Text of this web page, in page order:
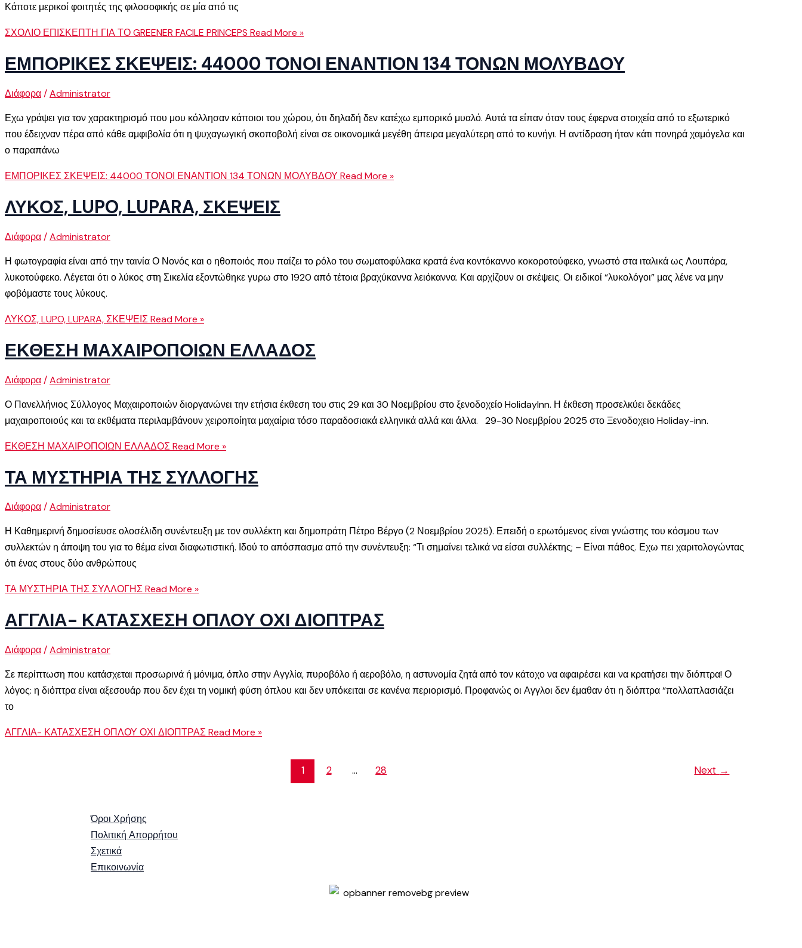
Κάποτε μερικοί φοιτητές της φιλοσοφικής σε μία από τις
ΣΧΟΛΙΟ ΕΠΙΣΚΕΠΤΗ ΓΙΑ ΤΟ GREENER FACILE PRINCEPS Read More »
ΕΜΠΟΡΙΚΕΣ ΣΚΕΨΕΙΣ: 44000 ΤΟΝΟΙ ΕΝΑΝΤΙΟΝ 134 ΤΟΝΩΝ ΜΟΛΥΒΔΟΥ
Διάφορα/Administrator
Εχω γράψει για τον χαρακτηρισμό που μου κόλλησαν κάποιοι του χώρου, ότι δηλαδή δεν κατέχω εμπορικό μυαλό. Αυτά τα είπαν όταν τους έφερνα στοιχεία από το εξωτερικό
που έδειχναν πέρα από κάθε αμφιβολία ότι η ψυχαγωγική σκοποβολή είναι σε οικονομικά μεγέθη άπειρα μεγαλύτερη από το κυνήγι. Η αντίδραση ήταν κάτι πονηρά χαμόγελα και
ο παραπάνω
ΕΜΠΟΡΙΚΕΣ ΣΚΕΨΕΙΣ: 44000 ΤΟΝΟΙ ΕΝΑΝΤΙΟΝ 134 ΤΟΝΩΝ ΜΟΛΥΒΔΟΥ Read More »
ΛΥΚΟΣ, LUPO, LUPARA, ΣΚΕΨΕΙΣ
Διάφορα/Administrator
Η φωτογραφία είναι από την ταινία Ο Νονός και ο ηθοποιός που παίζει το ρόλο του σωματοφύλακα κρατά ένα κοντόκαννο κοκοροτούφεκο, γνωστό στα ιταλικά ως Λουπάρα,
λυκοτούφεκο. Λέγεται ότι ο λύκος στη Σικελία εξοντώθηκε γυρω στο 1920 από τέτοια βραχύκαννα λειόκαννα. Και αρχίζουν οι σκέψεις. Οι ειδικοί “λυκολόγοι” μας λένε να μην
φοβόμαστε τους λύκους.
ΛΥΚΟΣ, LUPO, LUPARA, ΣΚΕΨΕΙΣRead More »
ΕΚΘΕΣΗ ΜΑΧΑΙΡΟΠΟΙΩΝ ΕΛΛΑΔΟΣ
Διάφορα/Administrator
Ο Πανελλήνιος Σύλλογος Μαχαιροποιών διοργανώνει την ετήσια έκθεση του στις 29 και 30 Νοεμβρίου στο ξενοδοχείο HolidayInn. Η έκθεση προσελκύει δεκάδες
μαχαιροποιούς και τα εκθέματα περιλαμβάνουν χειροποίητα μαχαίρια τόσο παραδοσιακά ελληνικά αλλά και άλλα. 29-30 Νοεμβρίου 2025 στο Ξενοδοχειο Holiday-inn.
ΕΚΘΕΣΗ ΜΑΧΑΙΡΟΠΟΙΩΝ ΕΛΛΑΔΟΣRead More »
ΤΑ ΜΥΣΤΗΡΙΑ ΤΗΣ ΣΥΛΛΟΓΗΣ
Διάφορα/Administrator
Η Καθημερινή δημοσίευσε ολοσέλιδη συνέντευξη με τον συλλέκτη και δημοπράτη Πέτρο Βέργο (2 Νοεμβρίου 2025). Επειδή ο ερωτόμενος είναι γνώστης του κόσμου των
συλλεκτών η άποψη του για το θέμα είναι διαφωτιστική. Ιδού το απόσπασμα από την συνέντευξη: “Τι σημαίνει τελικά να είσαι συλλέκτης; – Είναι πάθος. Εχω πει χαριτολογώντας
ότι ένας στους δύο ανθρώπους
ΤΑ ΜΥΣΤΗΡΙΑ ΤΗΣ ΣΥΛΛΟΓΗΣRead More »
ΑΓΓΛΙΑ- ΚΑΤΑΣΧΕΣΗ ΟΠΛΟΥ ΟΧΙ ΔΙΟΠΤΡΑΣ
Διάφορα/Administrator
Σε περίπτωση που κατάσχεται προσωρινά ή μόνιμα, όπλο στην Αγγλία, πυροβόλο ή αεροβόλο, η αστυνομία ζητά από τον κάτοχο να αφαιρέσει και να κρατήσει την διόπτρα! Ο
λόγος: η διόπτρα είναι αξεσουάρ που δεν έχει τη νομική φύση όπλου και δεν υπόκειται σε κανένα περιορισμό. Προφανώς οι Αγγλοι δεν έμαθαν ότι η διόπτρα “πολλαπλασιάζει
το
ΑΓΓΛΙΑ- ΚΑΤΑΣΧΕΣΗ ΟΠΛΟΥ ΟΧΙ ΔΙΟΠΤΡΑΣRead More »
1 2 … 28 Next →
Όροι Χρήσης
Πολιτική Απορρήτου
Σχετικά
Επικοινωνία